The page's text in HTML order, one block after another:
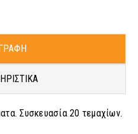
Συσκευασία 20 τεμαχίων.